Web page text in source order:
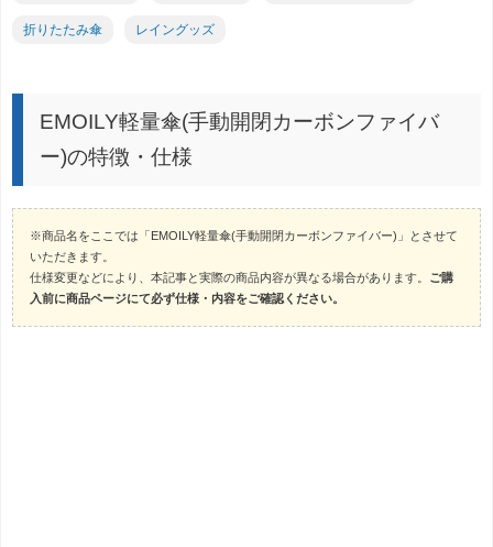
折りたたみ傘 レイングッズ
EMOILY軽量傘(手動開閉カーボンファイバ
ー)の特徴・仕様
※商品名をここでは「EMOILY軽量傘(手動開閉カーボンファイバー)」とさせて
いただきます。
仕様変更などにより、本記事と実際の商品内容が異なる場合があります。 ご購
入前に商品ページにて必ず仕様・内容をご確認ください。